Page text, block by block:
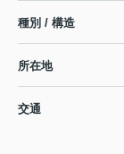
種別 / 構造
所在地
交通